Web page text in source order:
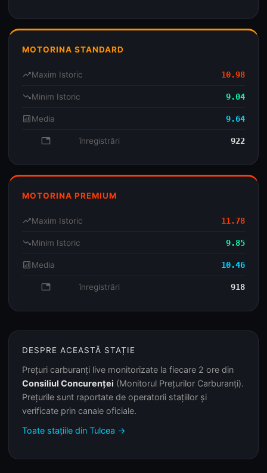
MOTORINA STANDARD
trending_upMaxim Istoric 10.98
trending_downMinim Istoric 9.04
analyticsMedia 9.64
database înregistrări 922
MOTORINA PREMIUM
trending_upMaxim Istoric 11.78
trending_downMinim Istoric 9.85
analyticsMedia 10.46
database înregistrări 918
DESPRE ACEASTĂ STAȚIE
Prețuri carburanți live monitorizate la fiecare 2 ore din
Consiliul Concurenței (Monitorul Prețurilor Carburanți).
Prețurile sunt raportate de operatorii stațiilor și
verificate prin canale oficiale.
Toate stațiile din Tulcea →